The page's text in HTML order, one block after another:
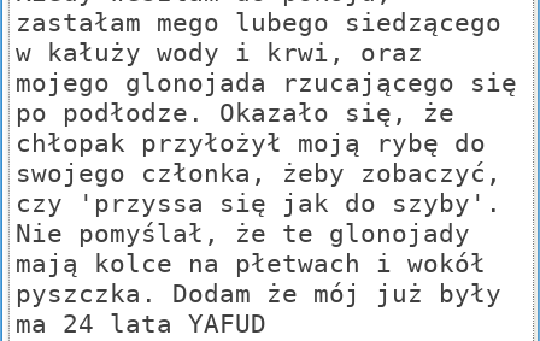
zastałam mego lubego siedzącego
w kałuży wody i krwi, oraz
mojego glonojada rzucającego się
po podłodze. Okazało się, że
chłopak przyłożył moją rybę do
swojego członka, żeby zobaczyć,
czy 'przyssa się jak do szyby'.
Nie pomyślał, że te glonojady
mają kolce na płetwach i wokół
pyszczka. Dodam że mój już były
ma 24 lata YAFUD